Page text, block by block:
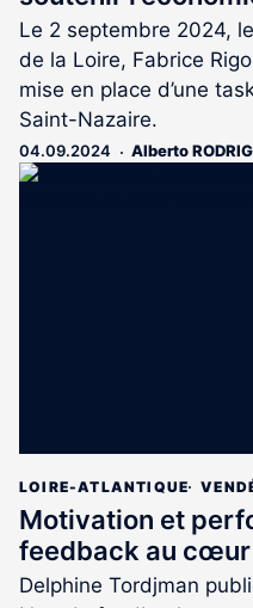
Le 2 septembre 2024,
de la Loire, Fabrice
mise en place d’une
Saint-Nazaire.
04.09.2024 Alberto
LOIRE-ATLANTIQUE
Motivation et
feedback au
Delphine Tordjman